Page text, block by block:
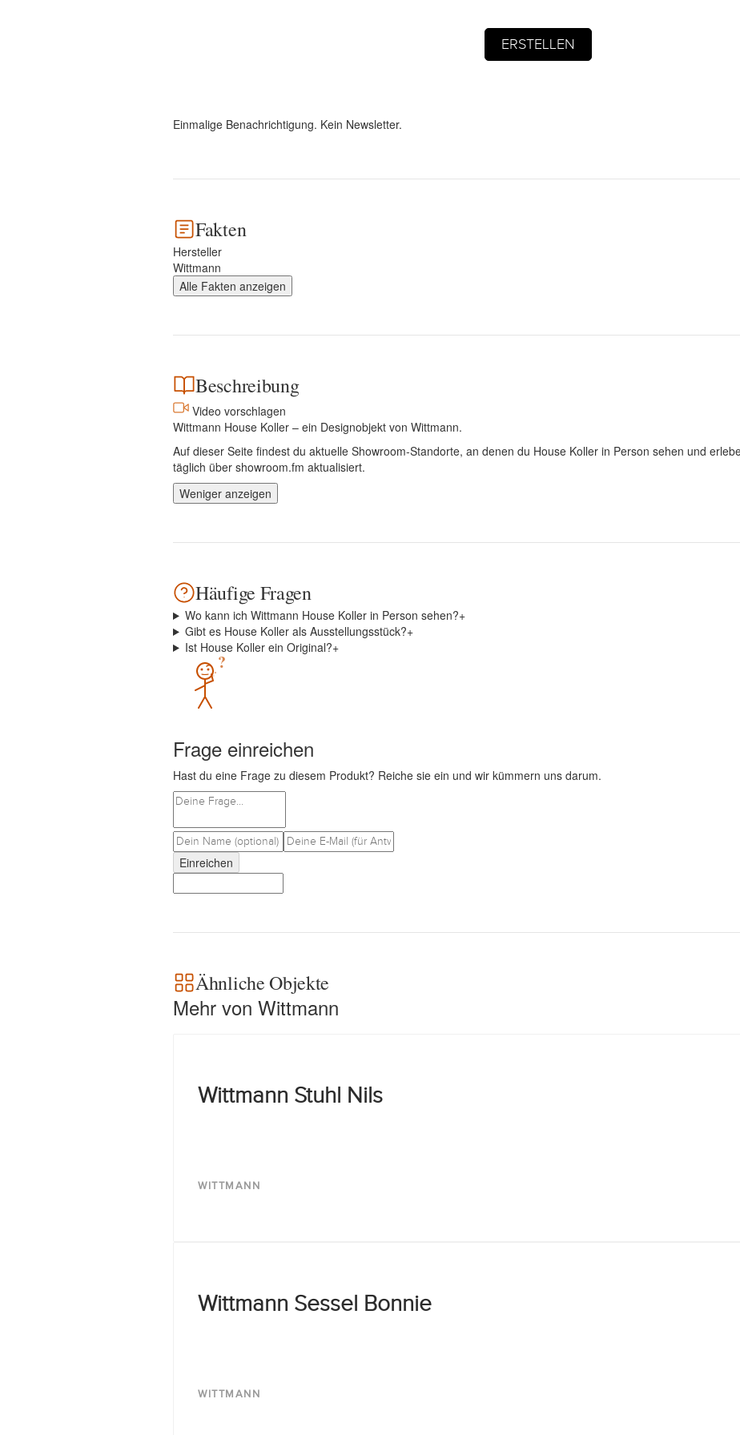
Einmalige Benachrichtigung. Kein Newsletter.
Fakten
Hersteller
Wittmann
Alle Fakten anzeigen
Beschreibung
Video vorschlagen
Wittmann House Koller – ein Designobjekt von Wittmann.
Auf dieser Seite findest du aktuelle Showroom-Standorte, an denen du House Koller in Person sehen und
täglich über showroom.fm aktualisiert.
Weniger anzeigen
Häufige Fragen
Wo kann ich Wittmann House Koller in Person sehen?+
Gibt es House Koller als Ausstellungsstück?+
Ist House Koller ein Original?+
?
Frage einreichen
Hast du eine Frage zu diesem Produkt? Reiche sie ein und wir kümmern uns darum.
Einreichen
Ähnliche Objekte
Mehr von Wittmann
Wittmann Stuhl Nils
WITTMANN
Wittmann Sessel Bonnie
WITTMANN